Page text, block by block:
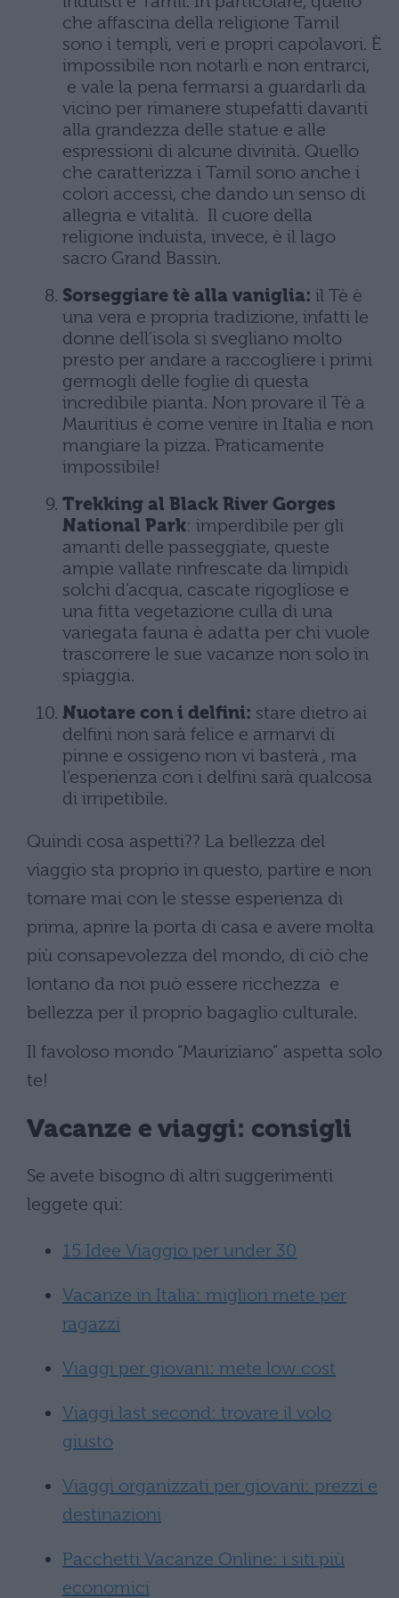
che affascina della religione Tamil
sono i templi, veri e propri capolavori. È
impossibile non notarli e non entrarci,
e vale la pena fermarsi a guardarli da
vicino per rimanere stupefatti davanti
alla grandezza delle statue e alle
espressioni di alcune divinità. Quello
che caratterizza i Tamil sono anche i
colori accessi, che dando un senso di
allegria e vitalità. Il cuore della
religione induista, invece, è il lago
sacro Grand Bassin.
Sorseggiare tè alla vaniglia: il Tè è
una vera e propria tradizione, infatti le
donne dell’isola si svegliano molto
presto per andare a raccogliere i primi
germogli delle foglie di questa
incredibile pianta. Non provare il Tè a
Mauritius è come venire in Italia e non
mangiare la pizza. Praticamente
impossibile!
Trekking al Black River Gorges
National Park: imperdibile per gli
amanti delle passeggiate, queste
ampie vallate rinfrescate da limpidi
solchi d’acqua, cascate rigogliose e
una fitta vegetazione culla di una
variegata fauna è adatta per chi vuole
trascorrere le sue vacanze non solo in
spiaggia.
Nuotare con i delfini: stare dietro ai
delfini non sarà felice e armarvi di
pinne e ossigeno non vi basterà , ma
l’esperienza con i delfini sarà qualcosa
di irripetibile.
Quindi cosa aspetti?? La bellezza del
viaggio sta proprio in questo, partire e non
tornare mai con le stesse esperienza di
prima, aprire la porta di casa e avere molta
più consapevolezza del mondo, di ciò che
lontano da noi può essere ricchezza e
bellezza per il proprio bagaglio culturale.
Il favoloso mondo “Mauriziano” aspetta solo
te!
Vacanze e viaggi: consigli
Se avete bisogno di altri suggerimenti
leggete qui:
15 Idee Viaggio per under 30
Vacanze in Italia: migliori mete per
ragazzi
Viaggi per giovani: mete low cost
Viaggi last second: trovare il volo
giusto
Viaggi organizzati per giovani: prezzi e
destinazioni
Pacchetti Vacanze Online: i siti più
economici